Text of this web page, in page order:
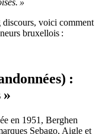
»
discours, voici comment
bruxellois :
:
en 1951, Berghen
Sebago, Aigle et